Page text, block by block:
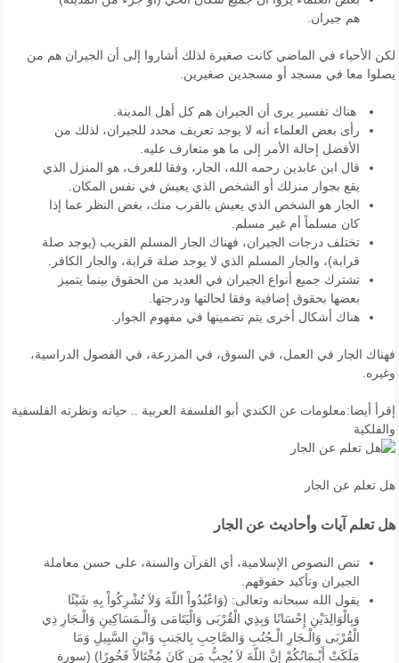
هم جيران.
لكن الأحياء في الماضي كانت صغيرة لذلك أشاروا إلى أن الجيران هم من
يصلوا معا في مسجد أو مسجدين صغيرين.
هناك تفسير يرى أن الجيران هم كل أهل المدينة.
رأى بعض العلماء أنه لا يوجد تعريف محدد للجيران، لذلك من
الأفضل إحالة الأمر إلى ما هو متعارف عليه.
قال ابن عابدين رحمه الله، الجار، وفقا للعرف، هو المنزل الذي
يقع بجوار منزلك أو الشخص الذي يعيش في نفس المكان.
الجار هو الشخص الذي يعيش بالقرب منك، بغض النظر عما إذا
كان مسلماً أم غير مسلم.
تختلف درجات الجيران، فهناك الجار المسلم القريب (يوجد صلة
قرابة)، والجار المسلم الذي لا يوجد صلة قرابة، والجار الكافر.
تشترك جميع أنواع الجيران في العديد من الحقوق بينما يتميز
بعضها بحقوق إضافية وفقا لحالتها ودرجتها.
هناك أشكال أخرى يتم تضمينها في مفهوم الجوار.
فهناك الجار في العمل، في السوق، في المزرعة، في الفصول الدراسية،
وغيره.
إقرأ أيضا:معلومات عن الكندي أبو الفلسفة العربية .. حياته ونظرته الفلسفية
والفلكية
هل تعلم عن الجار
هل تعلم آيات وأحاديث عن الجار
تنص النصوص الإسلامية، أي القرآن والسنة، على حسن معاملة
الجيران وتأكيد حقوقهم.
يقول الله سبحانه وتعالى: (وَاعْبُدُواْ اللّهَ وَلاَ تُشْرِكُواْ بِهِ شَيْئًا
وَبِالْوَالِدَيْنِ إِحْسَانًا وَبِذِي الْقُرْبَى وَالْيَتَامَى وَالْـمَسَاكِينِ وَالْـجَارِ ذِي
الْقُرْبَى وَالْـجَارِ الْـجُنُبِ وَالصَّاحِبِ بِالجَنبِ وَابْنِ السَّبِيلِ وَمَا
مَلَكَتْ أَيْـمَانُكُمْ إِنَّ اللّهَ لاَ يُحِبُّ مَن كَانَ مُخْتَالاً فَخُورًا) (سورة